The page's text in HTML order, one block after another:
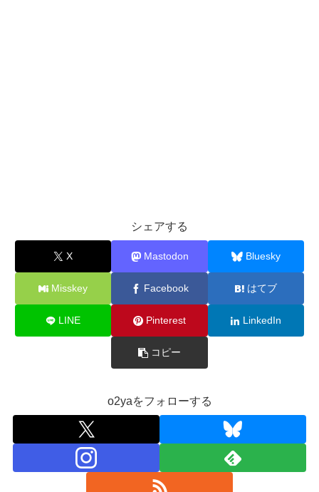
シェアする
X Mastodon Bluesky
Misskey Facebook はてブ
LINE Pinterest LinkedIn
コピー
o2yaをフォローする